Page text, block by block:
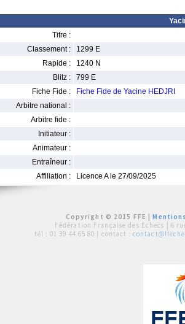
Titre :
Classement :
1299 E
Rapide :
1240 N
Blitz :
799 E
Fiche Fide :
Fiche Fide de Yacine HEDJRI
Arbitre national :
Arbitre fide :
Initiateur :
Animateur :
Entraîneur :
Affiliation :
Licence A le 27/09/2025
Copyright © 2015 FFE |
Fédération Française des Echecs | 6
tél : 01 39 44 65 80 | contact :